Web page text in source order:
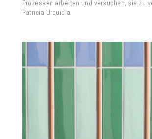
Prozessen arbeiten und versuchen, sie zu
Patricia Urquiola